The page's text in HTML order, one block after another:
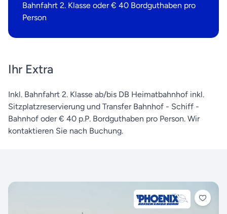
Bahnfahrt 2. Klasse oder € 40 Bordguthaben pro
Person
Ihr Extra
Inkl. Bahnfahrt 2. Klasse ab/bis DB Heimatbahnhof inkl.
Sitzplatzreservierung und Transfer Bahnhof - Schiff -
Bahnhof oder € 40 p.P. Bordguthaben pro Person. Wir
kontaktieren Sie nach Buchung.